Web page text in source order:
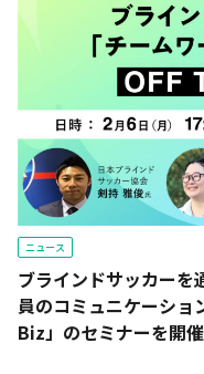
ニュース
ブラインドサッカーを
員のコミュニケーショ
Biz」のセミナーを開催